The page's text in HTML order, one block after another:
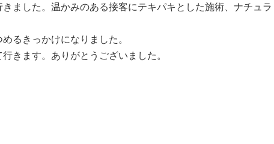
ました。温かみのある接客にテキパキとした施術、ナチュラ
るきっかけになりました。
きます。ありがとうございました。